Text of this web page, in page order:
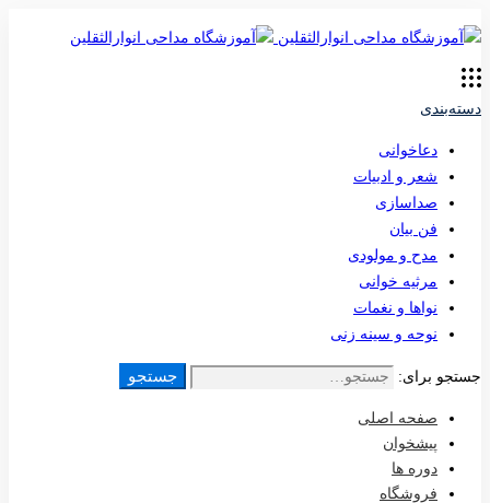
دسته‌بندی
دعاخوانی
شعر و ادبیات
صداسازی
فن بیان
مدح و مولودی
مرثیه خوانی
نواها و نغمات
نوحه و سینه زنی
جستجو برای: جستجو
صفحه اصلی
پیشخوان
دوره ها
فروشگاه